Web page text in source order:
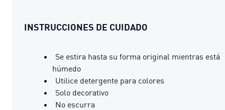
INSTRUCCIONES DE CUIDADO
Se estira hasta su forma original mientras está
húmedo
Utilice detergente para colores
Solo decorativo
No escurra